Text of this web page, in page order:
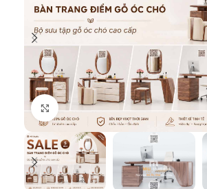
Click to enlarge